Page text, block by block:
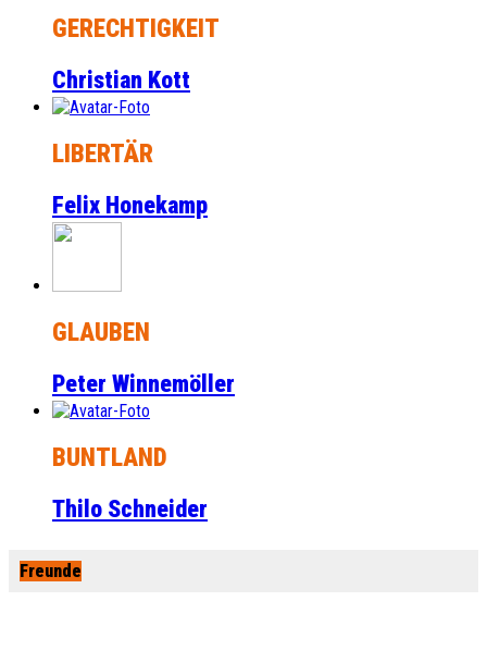
GERECHTIGKEIT
Christian Kott
LIBERTÄR
Felix Honekamp
GLAUBEN
Peter Winnemöller
BUNTLAND
Thilo Schneider
Freunde